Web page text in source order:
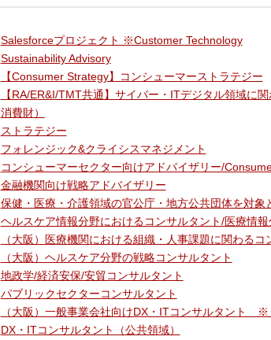
Salesforceプロジェクト ※Customer Technology
Sustainability Advisory
【Consumer Strategy】コンシューマーストラテジー
【RA/ER&I/TMT共通】サイバー・ITデジタル領域に
消費財）
ストラテジー
フォレンジック&クライシスマネジメント
コンシューマーセクター向けアドバイザリー/
金融機関向け戦略アドバイザリー
保健・医療・介護領域の官公庁・地方公共団体を対象
ヘルスケア情報分野におけるコンサルタント/医療情報
（大阪）医療機関における組織・人事課題に関わるコ
（大阪）ヘルスケア分野の戦略コンサルタント
地政学/経済安保/安貿コンサルタント
パブリックセクターコンサルタント
（大阪）一般事業会社向けDX・ITコンサルタント ※
DX・ITコンサルタント（公共領域）